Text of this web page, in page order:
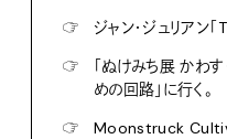
☞
ジャン・ジュリアン
☞
「ぬけみち展 かわ
めの回路」に行く。
☞
Moonstruck